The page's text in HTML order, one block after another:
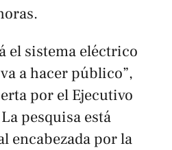
el sistema eléctrico
a hacer público”,
por el Ejecutivo
pesquisa está
encabezada por la